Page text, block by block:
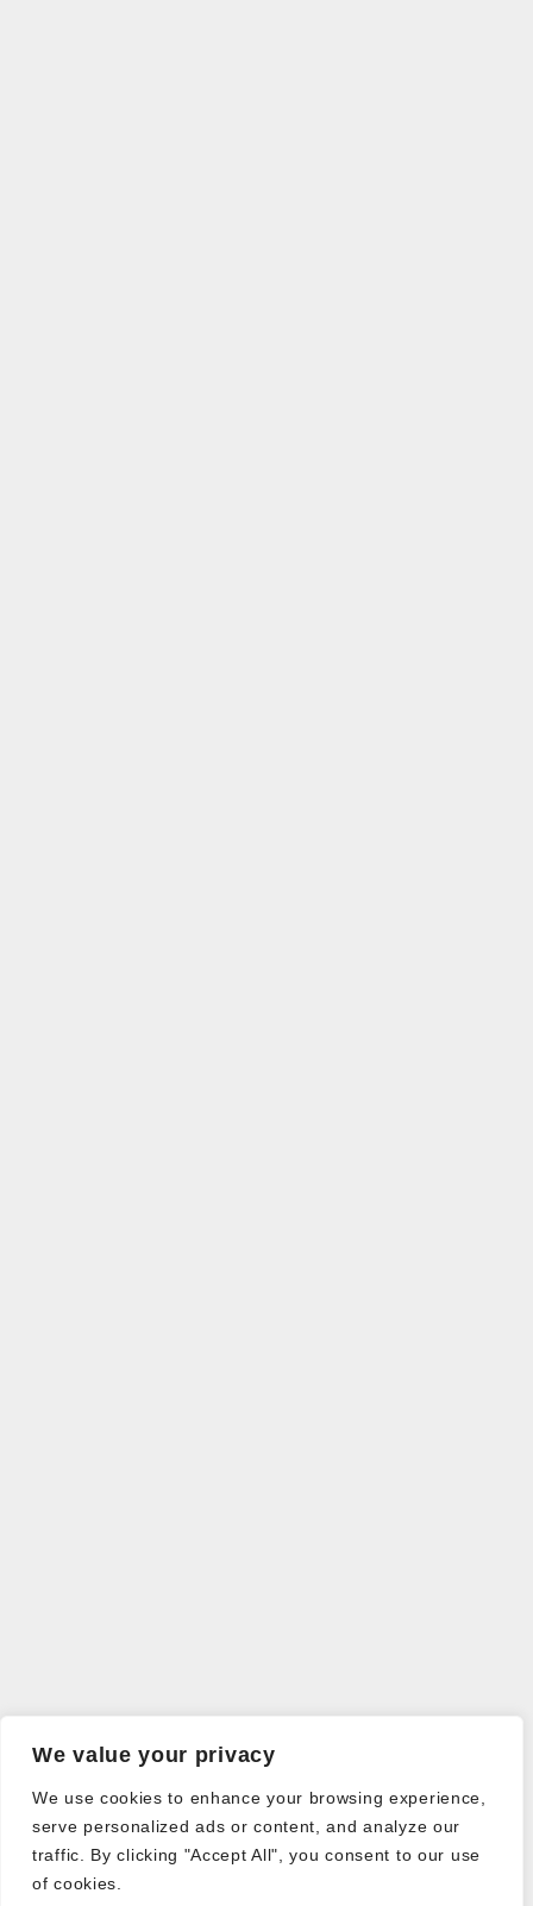
We value your privacy
We use cookies to enhance your browsing experience,
serve personalized ads or content, and analyze our
traffic. By clicking "Accept All", you consent to our use
of cookies.